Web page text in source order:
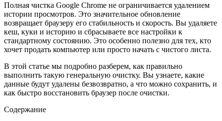
Полная чистка Google Chrome не ограничивается удалением
истории просмотров. Это значительное обновление
возвращает браузеру его стабильность и скорость. Вы удаляете
кеш, куки и историю и сбрасываете все настройки к
стандартному состоянию. Это особенно полезно для тех, кто
хочет продать компьютер или просто начать с чистого листа.
В этой статье мы подробно разберем, как правильно
выполнить такую генеральную очистку. Вы узнаете, какие
данные будут удалены безвозвратно, а что можно сохранить, и
как быстро восстановить браузер после очистки.
Содержание